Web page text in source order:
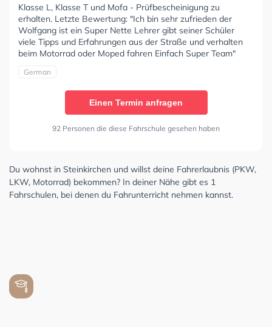
Klasse L, Klasse T und Mofa - Prüfbescheinigung zu
erhalten. Letzte Bewertung: "Ich bin sehr zufrieden der
Wolfgang ist ein Super Nette Lehrer gibt seiner Schüler
viele Tipps und Erfahrungen aus der Straße und verhalten
beim Motorrad oder Moped fahren Einfach Super Team"
German
Einen Termin anfragen
92 Personen die diese Fahrschule gesehen haben
Du wohnst in Steinkirchen und willst deine Fahrerlaubnis (PKW,
LKW, Motorrad) bekommen? In deiner Nähe gibt es 1
Fahrschulen, bei denen du Fahrunterricht nehmen kannst.